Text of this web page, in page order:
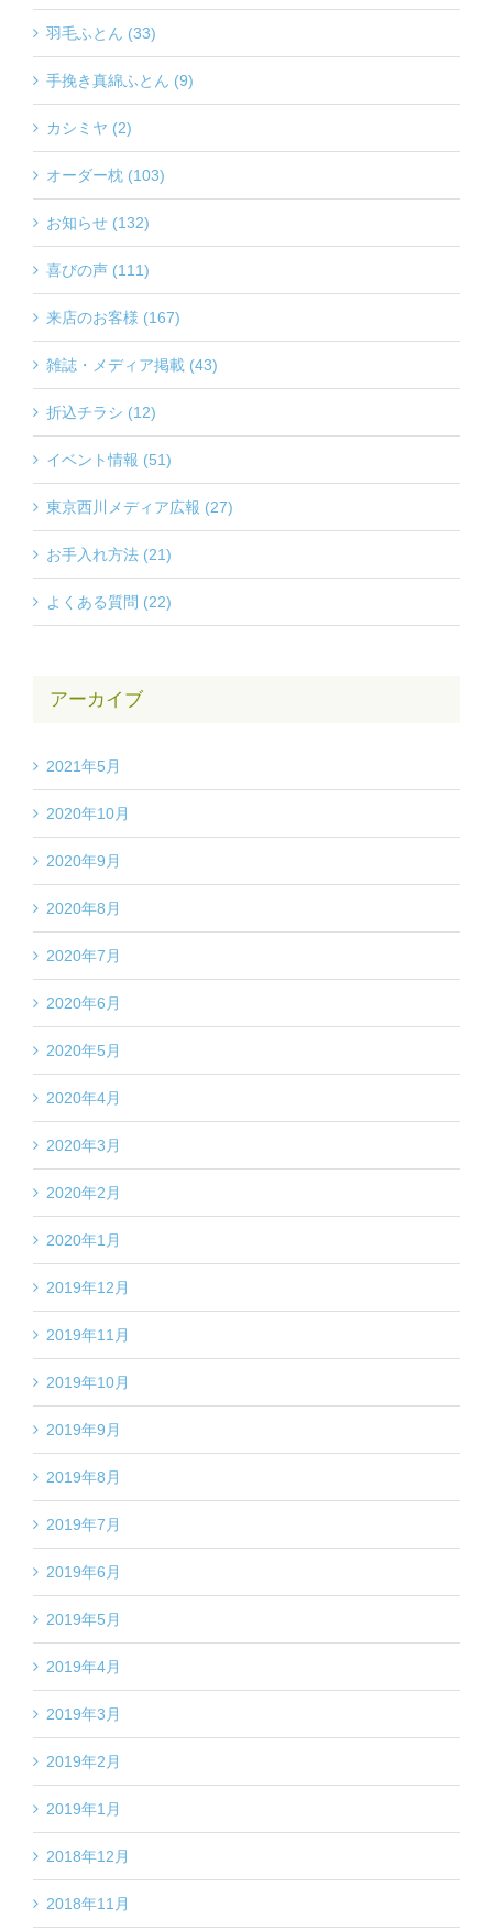
羽毛ふとん (33)
手挽き真綿ふとん (9)
カシミヤ (2)
オーダー枕 (103)
お知らせ (132)
喜びの声 (111)
来店のお客様 (167)
雑誌・メディア掲載 (43)
折込チラシ (12)
イベント情報 (51)
東京西川メディア広報 (27)
お手入れ方法 (21)
よくある質問 (22)
アーカイブ
2021年5月
2020年10月
2020年9月
2020年8月
2020年7月
2020年6月
2020年5月
2020年4月
2020年3月
2020年2月
2020年1月
2019年12月
2019年11月
2019年10月
2019年9月
2019年8月
2019年7月
2019年6月
2019年5月
2019年4月
2019年3月
2019年2月
2019年1月
2018年12月
2018年11月